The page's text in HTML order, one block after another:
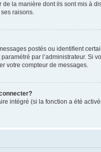
la manière dont ils sont mis à
raisons.
postés ou identifient
par l’administrateur. Si
votre compteur de messages.
intégré (si la fonction a été